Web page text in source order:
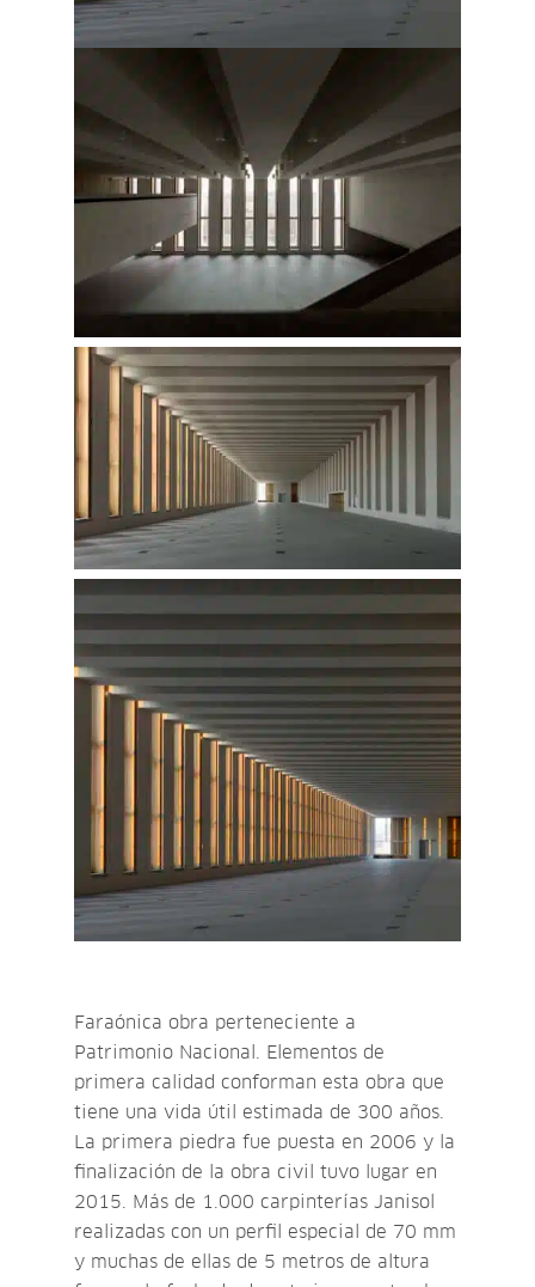
Faraónica obra perteneciente a
Patrimonio Nacional. Elementos de
primera calidad conforman esta obra que
tiene una vida útil estimada de 300 años.
La primera piedra fue puesta en 2006 y la
finalización de la obra civil tuvo lugar en
2015. Más de 1.000 carpinterías Janisol
realizadas con un perfil especial de 70 mm
y muchas de ellas de 5 metros de altura